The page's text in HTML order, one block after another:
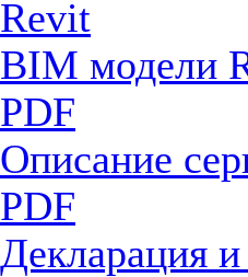
BIM модели
PDF
Описание
PDF
Декларация